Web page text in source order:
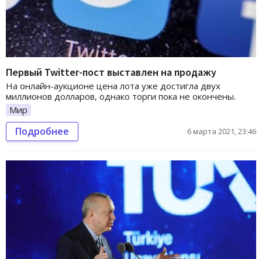
Первый Twitter-пост выставлен на продажу
На онлайн-аукционе цена лота уже достигла двух
миллионов долларов, однако торги пока не окончены.
Мир
Подробнее 6 марта 2021, 23:46